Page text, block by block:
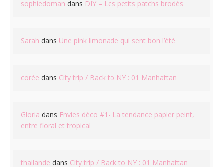
sophiedoman dans DIY – Les petits patchs brodés
Sarah dans Une pink limonade qui sent bon l’été
corée dans City trip / Back to NY : 01 Manhattan
Gloria dans Envies déco #1- La tendance papier peint,
entre floral et tropical
thailande dans City trip / Back to NY : 01 Manhattan